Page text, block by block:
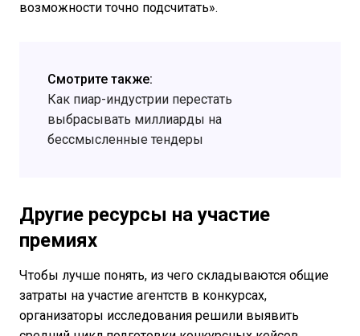
возможности точно подсчитать».
Смотрите также:
Как пиар-индустрии перестать
выбрасывать миллиарды на
бессмысленные тендеры
Другие ресурсы на участие
премиях
Чтобы лучше понять, из чего складываются общие
затраты на участие агентств в конкурсах,
организаторы исследования решили выявить